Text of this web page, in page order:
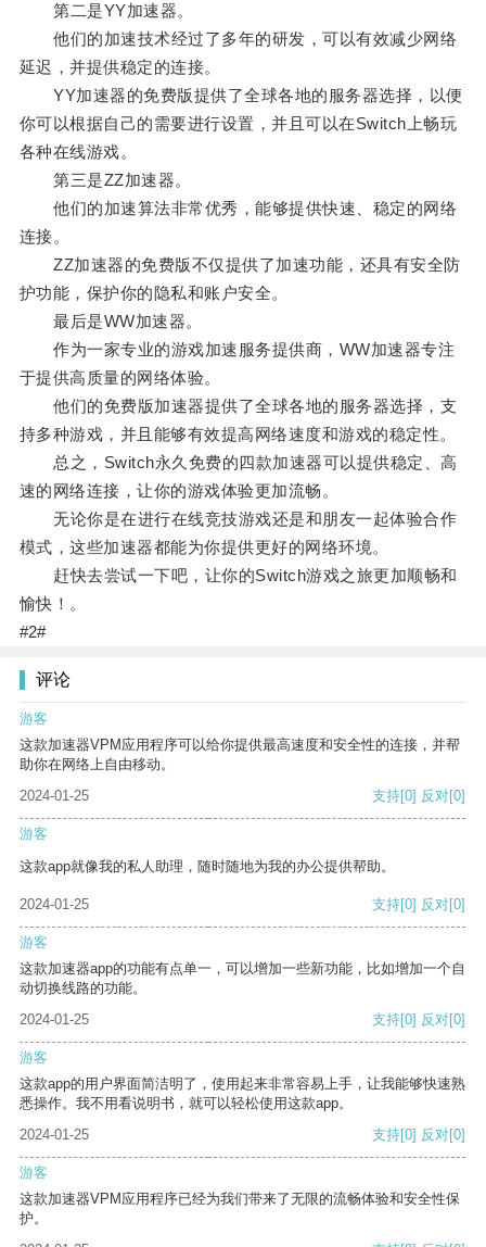
第二是YY加速器。
他们的加速技术经过了多年的研发，可以有效减少网络
延迟，并提供稳定的连接。
YY加速器的免费版提供了全球各地的服务器选择，以便
你可以根据自己的需要进行设置，并且可以在Switch上畅玩
各种在线游戏。
第三是ZZ加速器。
他们的加速算法非常优秀，能够提供快速、稳定的网络
连接。
ZZ加速器的免费版不仅提供了加速功能，还具有安全防
护功能，保护你的隐私和账户安全。
最后是WW加速器。
作为一家专业的游戏加速服务提供商，WW加速器专注
于提供高质量的网络体验。
他们的免费版加速器提供了全球各地的服务器选择，支
持多种游戏，并且能够有效提高网络速度和游戏的稳定性。
总之，Switch永久免费的四款加速器可以提供稳定、高
速的网络连接，让你的游戏体验更加流畅。
无论你是在进行在线竞技游戏还是和朋友一起体验合作
模式，这些加速器都能为你提供更好的网络环境。
赶快去尝试一下吧，让你的Switch游戏之旅更加顺畅和
愉快！。
#2#
评论
游客
这款加速器VPM应用程序可以给你提供最高速度和安全性的连接，并帮
助你在网络上自由移动。
2024-01-25
支持[0] 反对[0]
游客
这款app就像我的私人助理，随时随地为我的办公提供帮助。
2024-01-25 支持[0] 反对[0]
游客
这款加速器app的功能有点单一，可以增加一些新功能，比如增加一个自
动切换线路的功能。
2024-01-25
支持[0] 反对[0]
游客
这款app的用户界面简洁明了，使用起来非常容易上手，让我能够快速熟
悉操作。我不用看说明书，就可以轻松使用这款app。
2024-01-25
支持[0] 反对[0]
游客
这款加速器VPM应用程序已经为我们带来了无限的流畅体验和安全性保
护。